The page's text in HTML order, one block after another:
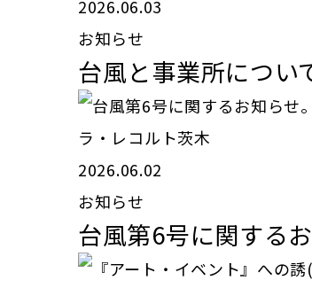
2026.06.03
お知らせ
台風と事業所につい
ラ・レコルト茨木
2026.06.02
お知らせ
台風第6号に関する